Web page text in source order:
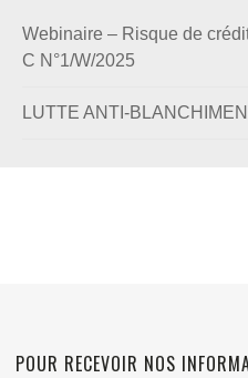
Webinaire – Risque de
C N°1/W/2025
LUTTE ANTI-
POUR RECEVOIR NOS